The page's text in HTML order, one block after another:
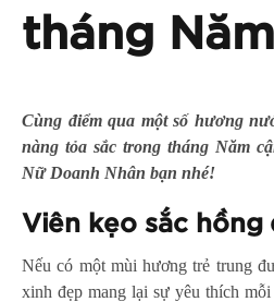
tháng Năm
Cùng điểm qua một số hương
nàng tỏa sắc trong tháng Năm
Nữ Doanh Nhân bạn nhé!
Viên kẹo sắc hồng
Nếu có một mùi hương trẻ trung
xinh đẹp mang lại sự yêu thích